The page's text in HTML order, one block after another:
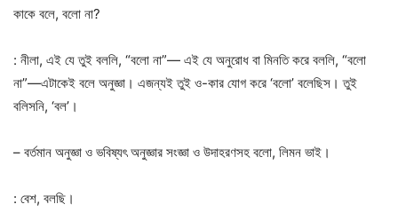
কাকে বলে, বলো না?
: নীলা, এই যে তুই বললি, “বলো না”— এই যে অনুরোধ বা মিনতি করে বললি, “বলো
না”—এটাকেই বলে অনুজ্ঞা। এজন্যই তুই ও-কার যোগ করে ‘বলো’ বলেছিস। তুই
বলিসনি, ‘বল’।
– বর্তমান অনুজ্ঞা ও ভবিষ্যৎ অনুজ্ঞার সংজ্ঞা ও উদাহরণসহ বলো, লিমন ভাই।
: বেশ, বলছি।